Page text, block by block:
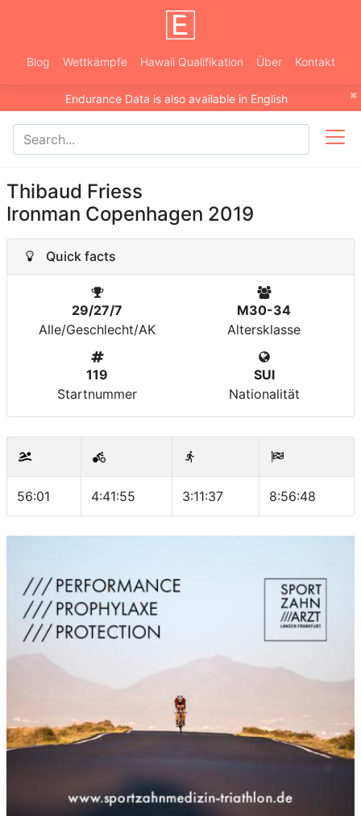
Blog Wettkämpfe Hawaii Qualifikation Über Kontakt
×
Endurance Data is also available in English
Thibaud Friess
Ironman Copenhagen 2019
Quick facts
29/27/7
Alle/Geschlecht/AK
M30-34
Altersklasse
119
Startnummer
SUI
Nationalität
56:01 4:41:55 3:11:37 8:56:48